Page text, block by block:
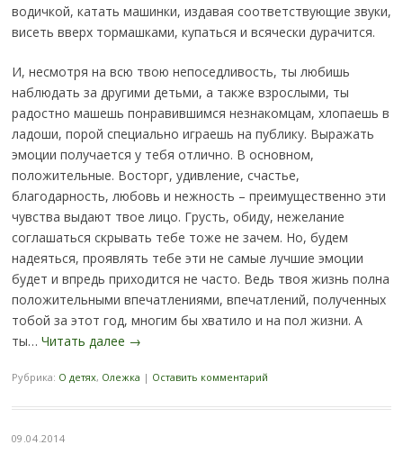
водичкой, катать машинки, издавая соответствующие звуки,
висеть вверх тормашками, купаться и всячески дурачится.
И, несмотря на всю твою непоседливость, ты любишь
наблюдать за другими детьми, а также взрослыми, ты
радостно машешь понравившимся незнакомцам, хлопаешь в
ладоши, порой специально играешь на публику. Выражать
эмоции получается у тебя отлично. В основном,
положительные. Восторг, удивление, счастье,
благодарность, любовь и нежность – преимущественно эти
чувства выдают твое лицо. Грусть, обиду, нежелание
соглашаться скрывать тебе тоже не зачем. Но, будем
надеяться, проявлять тебе эти не самые лучшие эмоции
будет и впредь приходится не часто. Ведь твоя жизнь полна
положительными впечатлениями, впечатлений, полученных
тобой за этот год, многим бы хватило и на пол жизни. А
ты… Читать далее →
Рубрика: О детях, Олежка | Оставить комментарий
09.04.2014